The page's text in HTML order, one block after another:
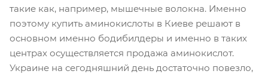
такие как, например, мышечные волокна. Именно
поэтому купить аминокислоты в Киеве решают в
основном именно бодибилдеры и именно в таких
центрах осуществляется продажа аминокислот.
Украине на сегодняшний день достаточно повезло,